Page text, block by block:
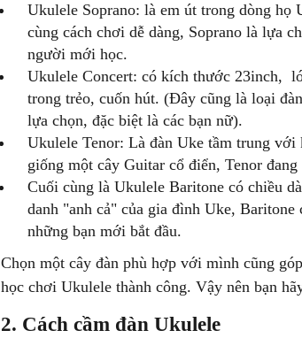
Ukulele Soprano: là em út trong dòng
cùng cách chơi dễ dàng, Soprano là lựa
người mới học.
Ukulele Concert: có kích thước 23inch,
trong trẻo, cuốn hút. (Đây cũng là loại
lựa chọn, đặc biệt là các bạn nữ).
Ukulele Tenor: Là đàn Uke tầm trung
giống một cây Guitar cổ điển, Tenor
Cuối cùng là Ukulele Baritone có chiều
danh "anh cả" của gia đình Uke,
những bạn mới bắt đầu.
Chọn một cây đàn phù hợp với mình cũng
học chơi Ukulele thành công. Vậy nên bạn
2. Cách cầm đàn Ukulele